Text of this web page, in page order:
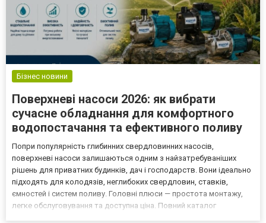
Бізнес новини
Поверхневі насоси 2026: як вибрати
сучасне обладнання для комфортного
водопостачання та ефективного поливу
Попри популярність глибинних свердловинних насосів,
поверхневі насоси залишаються одним з найзатребуваніших
рішень для приватних будинків, дач і господарств. Вони ідеально
підходять для колодязів, неглибоких свердловин, ставків,
ємностей і систем поливу. Головні плюси — простота монтажу,
легке обслуговування та доступна ціна. Повний каталог